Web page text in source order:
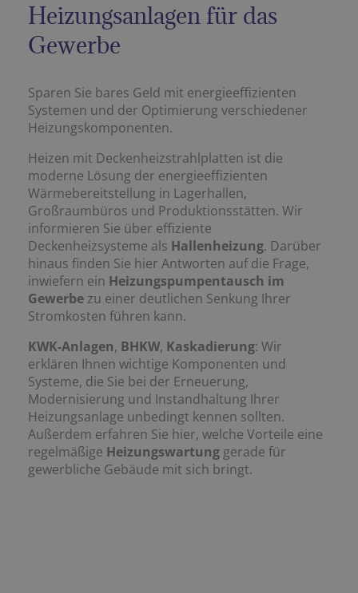
Heizungsanlagen für das
Gewerbe
Sparen Sie bares Geld mit energieeffizienten
Systemen und der Optimierung verschiedener
Heizungs­komponenten.
Heizen mit Deckenheizstrahlplatten ist die
moderne Lösung der energieeffizienten
Wärmebereitstellung in Lagerhallen,
Großraumbüros und Produktionsstätten. Wir
informieren Sie über effiziente
Deckenheizsysteme als Hallenheizung. Darüber
hinaus finden Sie hier Antworten auf die Frage,
inwiefern ein Heizungspumpentausch im
Gewerbe zu einer deutlichen Senkung Ihrer
Stromkosten führen kann.
KWK-Anlagen, BHKW, Kaskadierung: Wir
erklären Ihnen wichtige Komponenten und
Systeme, die Sie bei der Erneuerung,
Modernisierung und Instandhaltung Ihrer
Heizungsanlage unbedingt kennen sollten.
Außerdem erfahren Sie hier, welche Vorteile eine
regelmäßige Heizungswartung gerade für
gewerbliche Gebäude mit sich bringt.